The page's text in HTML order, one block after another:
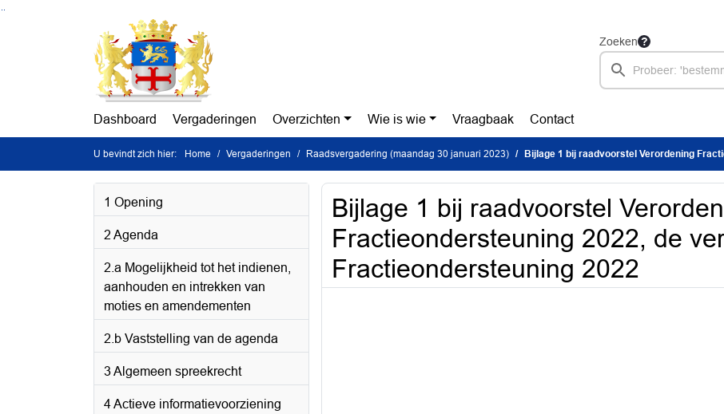
Ga naar de inhoud van deze pagina
Zoeken
Dashboard Vergaderingen Overzichten Wie is wie Vraagbaak Contact
U bevindt zich hier: Home Vergaderingen Raadsvergadering (maandag 30 januari 2023) Bijlage 1 bij raadvoorstel Verordening Fractieondersteuning 2022, de
1 Opening
2 Agenda
2.a Mogelijkheid tot het indienen,
aanhouden en intrekken van
moties en amendementen
2.b Vaststelling van de agenda
3 Algemeen spreekrecht
4 Actieve informatievoorziening
Bijlage 1 bij raadvoorstel
Fractieondersteuning 2022, de
Fractieondersteuning 2022